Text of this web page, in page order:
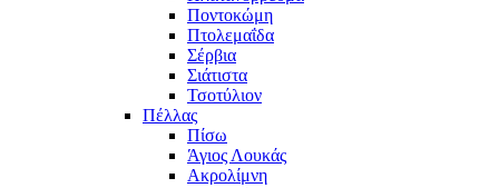
Ποντοκώμη
Πτολεμαΐδα
Σέρβια
Σιάτιστα
Τσοτύλιον
Πέλλας
Πίσω
Άγιος Λουκάς
Ακρολίμνη